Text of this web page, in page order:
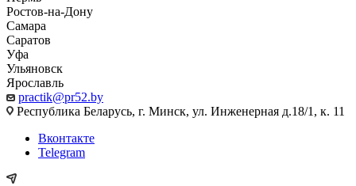
Ростов-на-Дону
Самара
Саратов
Уфа
Ульяновск
Ярославль
practik@pr52.by
Республика Беларусь, г. Минск, ул. Инженерная д.18/1, к. 11
Вконтакте
Telegram